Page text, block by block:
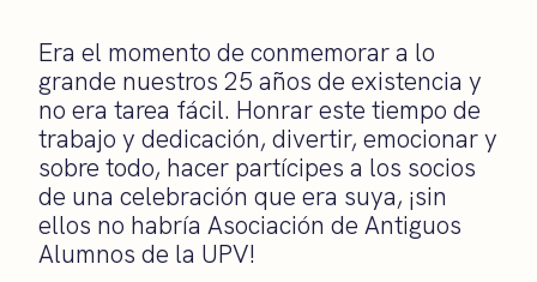
Era el momento de conmemorar a lo
grande nuestros 25 años de existencia y
no era tarea fácil. Honrar este tiempo de
trabajo y dedicación, divertir, emocionar y
sobre todo, hacer partícipes a los socios
de una celebración que era suya, ¡sin
ellos no habría Asociación de Antiguos
Alumnos de la UPV!